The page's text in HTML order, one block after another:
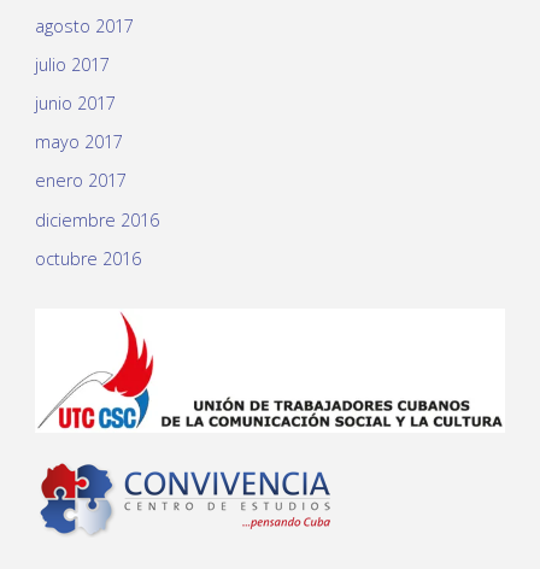
agosto 2017
julio 2017
junio 2017
mayo 2017
enero 2017
diciembre 2016
octubre 2016